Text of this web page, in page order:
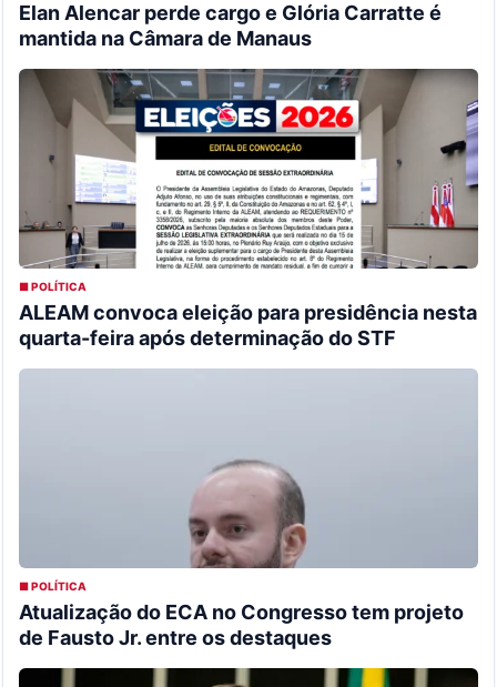
Elan Alencar perde cargo e Glória Carratte é
mantida na Câmara de Manaus
■ POLÍTICA
ALEAM convoca eleição para presidência nesta
quarta-feira após determinação do STF
■ POLÍTICA
Atualização do ECA no Congresso tem projeto
de Fausto Jr. entre os destaques